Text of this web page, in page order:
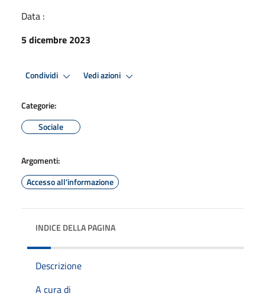
Data :
5 dicembre 2023
Condividi Vedi azioni
Categorie:
Sociale
Argomenti:
Accesso all'informazione
INDICE DELLA PAGINA
Descrizione
A cura di